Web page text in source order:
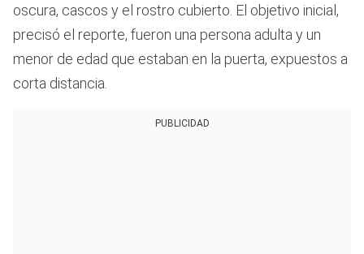
oscura, cascos y el rostro cubierto. El objetivo inicial,
precisó el reporte, fueron una persona adulta y un
menor de edad que estaban en la puerta, expuestos a
corta distancia.
PUBLICIDAD